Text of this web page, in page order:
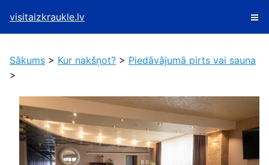
visitaizkraukle.lv
Sākums > Kur nakšņot? > Piedāvājumā pirts vai sauna
>